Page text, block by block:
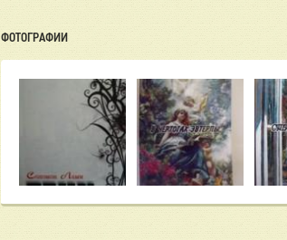
ФОТОГРАФИИ